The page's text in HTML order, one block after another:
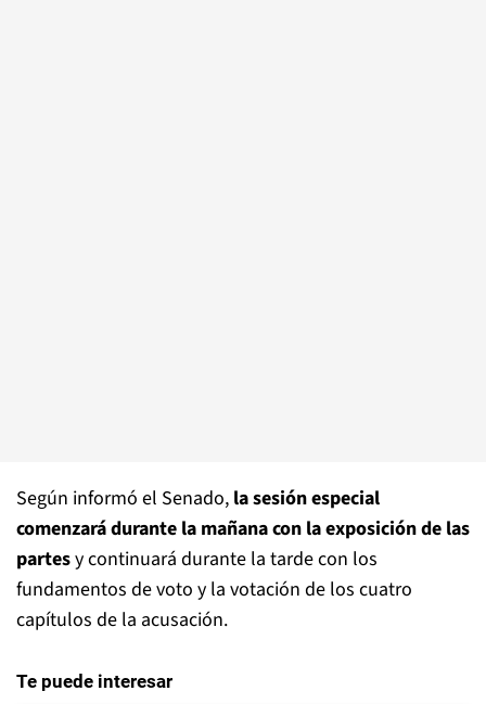
Según informó el Senado, la sesión especial
comenzará durante la mañana con la exposición de las
partesy continuará durante la tarde con los
fundamentos de voto y la votación de los cuatro
capítulos de la acusación.
Te puede interesar